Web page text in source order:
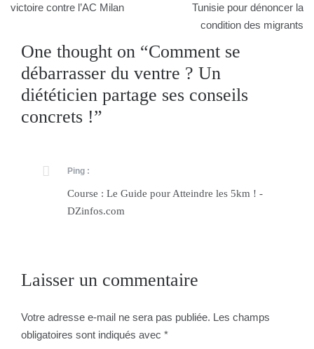
de
victoire contre l’AC Milan
Tunisie pour dénoncer la
condition des migrants
One thought on “Comment se
débarrasser du ventre ? Un
diététicien partage ses conseils
concrets !”
Ping :
Course : Le Guide pour Atteindre les 5km ! -
DZinfos.com
Laisser un commentaire
Votre adresse e-mail ne sera pas publiée. Les champs
obligatoires sont indiqués avec *